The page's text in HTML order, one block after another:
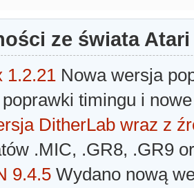
ze świata Atari
1.2.21 Nowa wersja
timingu i
DitherLab wraz z
.MIC, .GR8, .GR9
9.4.5 Wydano nową